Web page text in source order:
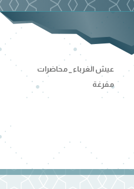
عيش الغرباء _ محاضرات
مفرغة